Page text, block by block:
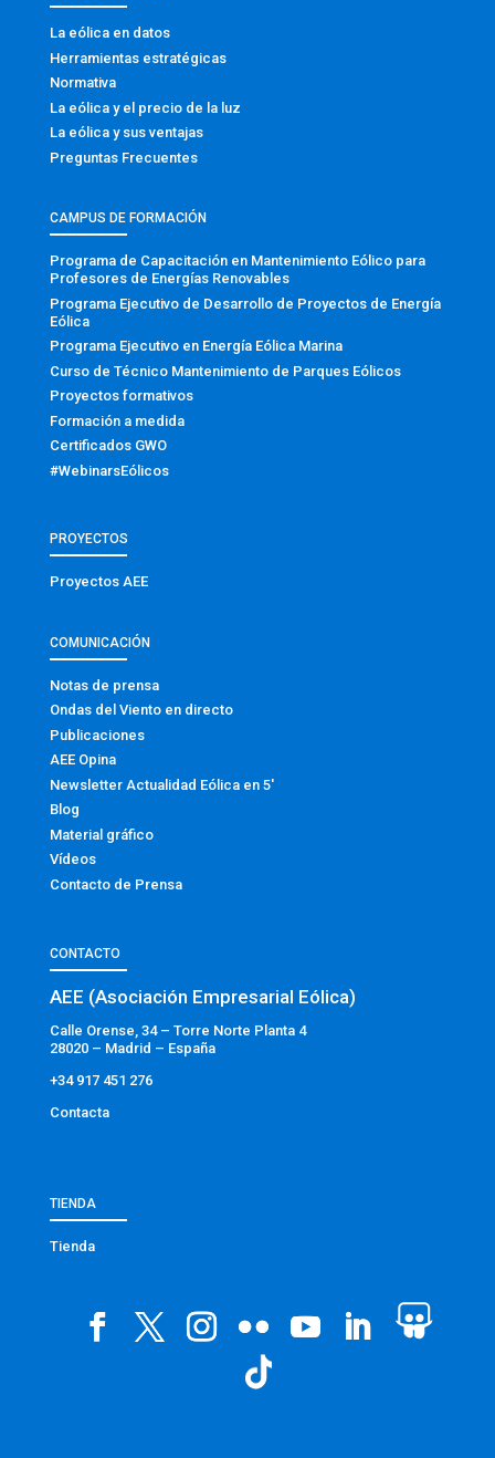
La eólica en datos
Herramientas estratégicas
Normativa
La eólica y el precio de la luz
La eólica y sus ventajas
Preguntas Frecuentes
CAMPUS DE FORMACIÓN
Programa de Capacitación en Mantenimiento Eólico para
Profesores de Energías Renovables
Programa Ejecutivo de Desarrollo de Proyectos de Energía
Eólica
Programa Ejecutivo en Energía Eólica Marina
Curso de Técnico Mantenimiento de Parques Eólicos
Proyectos formativos
Formación a medida
Certificados GWO
#WebinarsEólicos
PROYECTOS
Proyectos AEE
COMUNICACIÓN
Notas de prensa
Ondas del Viento en directo
Publicaciones
AEE Opina
Newsletter Actualidad Eólica en 5′
Blog
Material gráfico
Vídeos
Contacto de Prensa
CONTACTO
AEE (Asociación Empresarial Eólica)
Calle Orense, 34 – Torre Norte Planta 4
28020 – Madrid – España
+34 917 451 276
Contacta
TIENDA
Tienda